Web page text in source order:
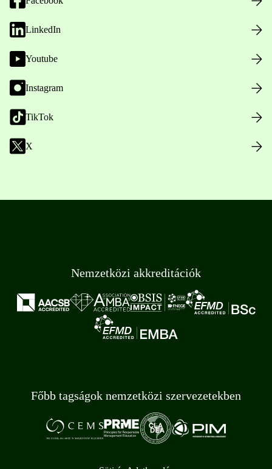
LinkedIn
Youtube
Instagram
TikTok
X
Nemzetközi akkreditációk
Főbb tagságok nemzetközi szervezetekben